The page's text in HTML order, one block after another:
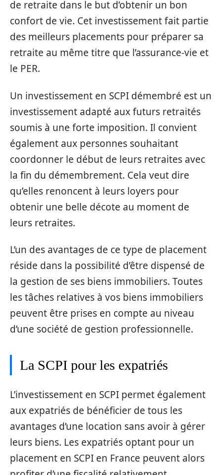
de retraite dans le but d’obtenir un bon
confort de vie. Cet investissement fait partie
des meilleurs placements pour préparer sa
retraite au même titre que l’assurance-vie et
le PER.
Un investissement en SCPI démembré est un
investissement adapté aux futurs retraités
soumis à une forte imposition. Il convient
également aux personnes souhaitant
coordonner le début de leurs retraites avec
la fin du démembrement. Cela veut dire
qu’elles renoncent à leurs loyers pour
obtenir une belle décote au moment de
leurs retraites.
L’un des avantages de ce type de placement
réside dans la possibilité d’être dispensé de
la gestion de ses biens immobiliers. Toutes
les tâches relatives à vos biens immobiliers
peuvent être prises en compte au niveau
d’une société de gestion professionnelle.
La SCPI pour les expatriés
L’investissement en SCPI permet également
aux expatriés de bénéficier de tous les
avantages d’une location sans avoir à gérer
leurs biens. Les expatriés optant pour un
placement en SCPI en France peuvent alors